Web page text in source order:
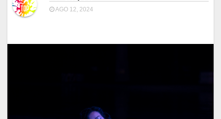
AGO 12, 2024